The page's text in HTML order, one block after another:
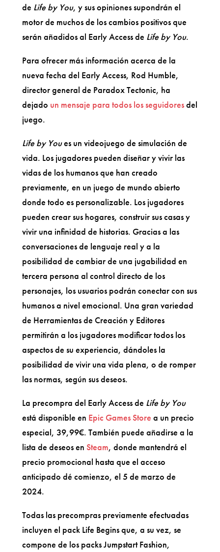
de Life by You, y sus opiniones supondrán el
motor de muchos de los cambios positivos que
serán añadidos al Early Access de Life by You.
Para ofrecer más información acerca de la
nueva fecha del Early Access, Rod Humble,
director general de Paradox Tectonic, ha
dejado un mensaje para todos los seguidoresdel
juego.
Life by Youes un videojuego de simulación de
vida. Los jugadores pueden diseñar y vivir las
vidas de los humanos que han creado
previamente, en un juego de mundo abierto
donde todo es personalizable. Los jugadores
pueden crear sus hogares, construir sus casas y
vivir una infinidad de historias. Gracias a las
conversaciones de lenguaje real y a la
posibilidad de cambiar de una jugabilidad en
tercera persona al control directo de los
personajes, los usuarios podrán conectar con sus
humanos a nivel emocional. Una gran variedad
de Herramientas de Creación y Editores
permitirán a los jugadores modificar todos los
aspectos de su experiencia, dándoles la
posibilidad de vivir una vida plena, o de romper
las normas, según sus deseos.
La precompra del Early Access de Life by You
está disponible en Epic Games Store a un precio
especial, 39,99€. También puede añadirse a la
lista de deseos en Steam, donde mantendrá el
precio promocional hasta que el acceso
anticipado dé comienzo, el 5 de marzo de
2024.
Todas las precompras previamente efectuadas
incluyen el pack Life Begins que, a su vez, se
compone de los packs Jumpstart Fashion,